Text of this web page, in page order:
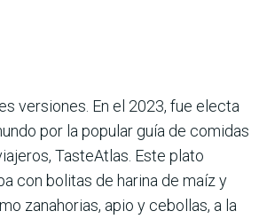
versiones. En el 2023, fue electa
por la popular guía de comidas
TasteAtlas. Este plato
con bolitas de harina de maíz y
zanahorias, apio y cebollas, a la